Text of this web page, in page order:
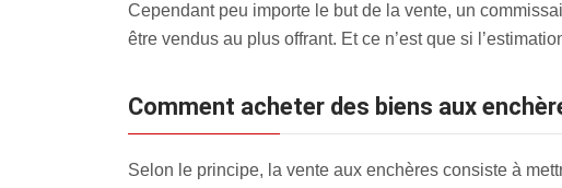
Cependant peu importe le but de la vente, un
être vendus au plus offrant. Et ce n’est que si
Comment acheter des biens aux
Selon le principe, la vente aux enchères consiste à